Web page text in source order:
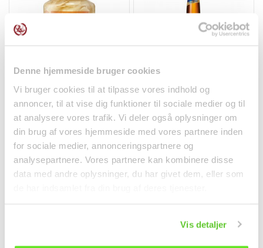
Denne hjemmeside bruger cookies
Vi bruger cookies til at tilpasse vores indhold og
annoncer, til at vise dig funktioner til sociale medier og til
at analysere vores trafik. Vi deler også oplysninger om
din brug af vores hjemmeside med vores partnere inden
for sociale medier, annonceringspartnere og
analysepartnere. Vores partnere kan kombinere disse
data med andre oplysninger, du har givet dem, eller som
Vis detaljer
Syltede Babyingefær i
skiver 454g Cock Brand
Konserves
37,50 kr.
Cass Fresh Øl 4,5%
330ml
Drikkevarer
19,50 kr.